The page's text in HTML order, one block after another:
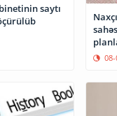
saytı